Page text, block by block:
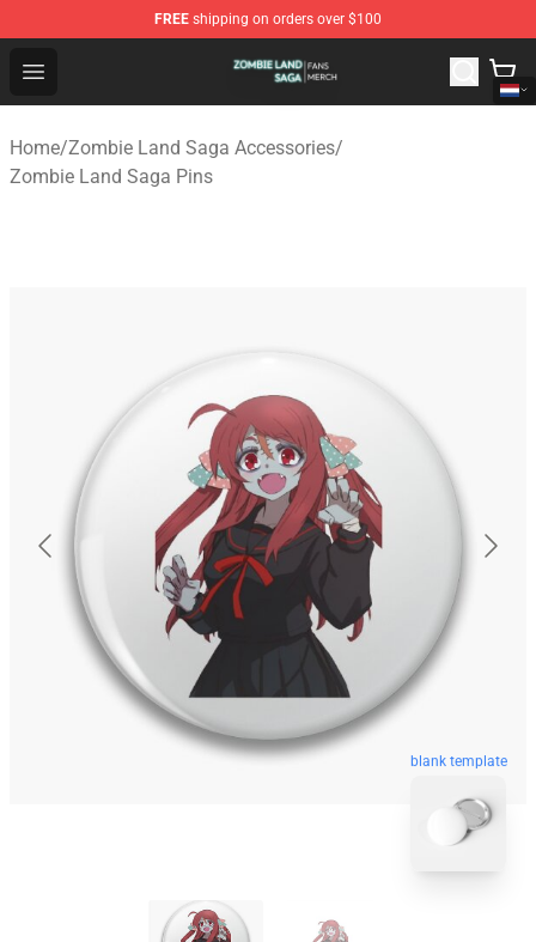
FREE shipping on orders over $100
Open menu
Zombie Land Saga Shop - Official Zombie Land Saga
Home/Zombie Land Saga Accessories/
Zombie Land Saga Pins
blank template